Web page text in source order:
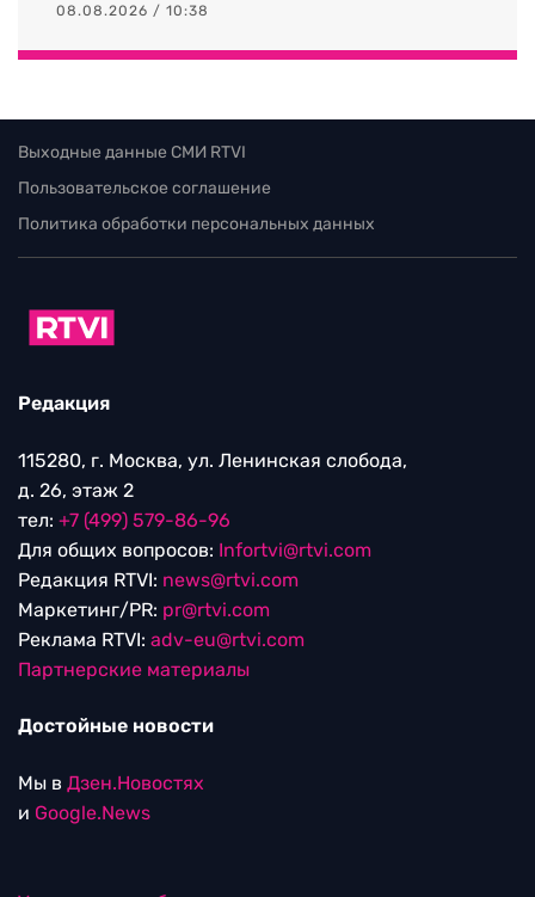
08.08.2026 / 10:38
Выходные данные СМИ RTVI
Пользовательское соглашение
Политика обработки персональных данных
Редакция
115280, г. Москва, ул. Ленинская слобода,
д. 26, этаж 2
тел: +7 (499) 579-86-96
Для общих вопросов: Infortvi@rtvi.com
Редакция RTVI: news@rtvi.com
Маркетинг/PR: pr@rtvi.com
Реклама RTVI: adv-eu@rtvi.com
Партнерские материалы
Достойные новости
Мы в Дзен.Новостях
и Google.News